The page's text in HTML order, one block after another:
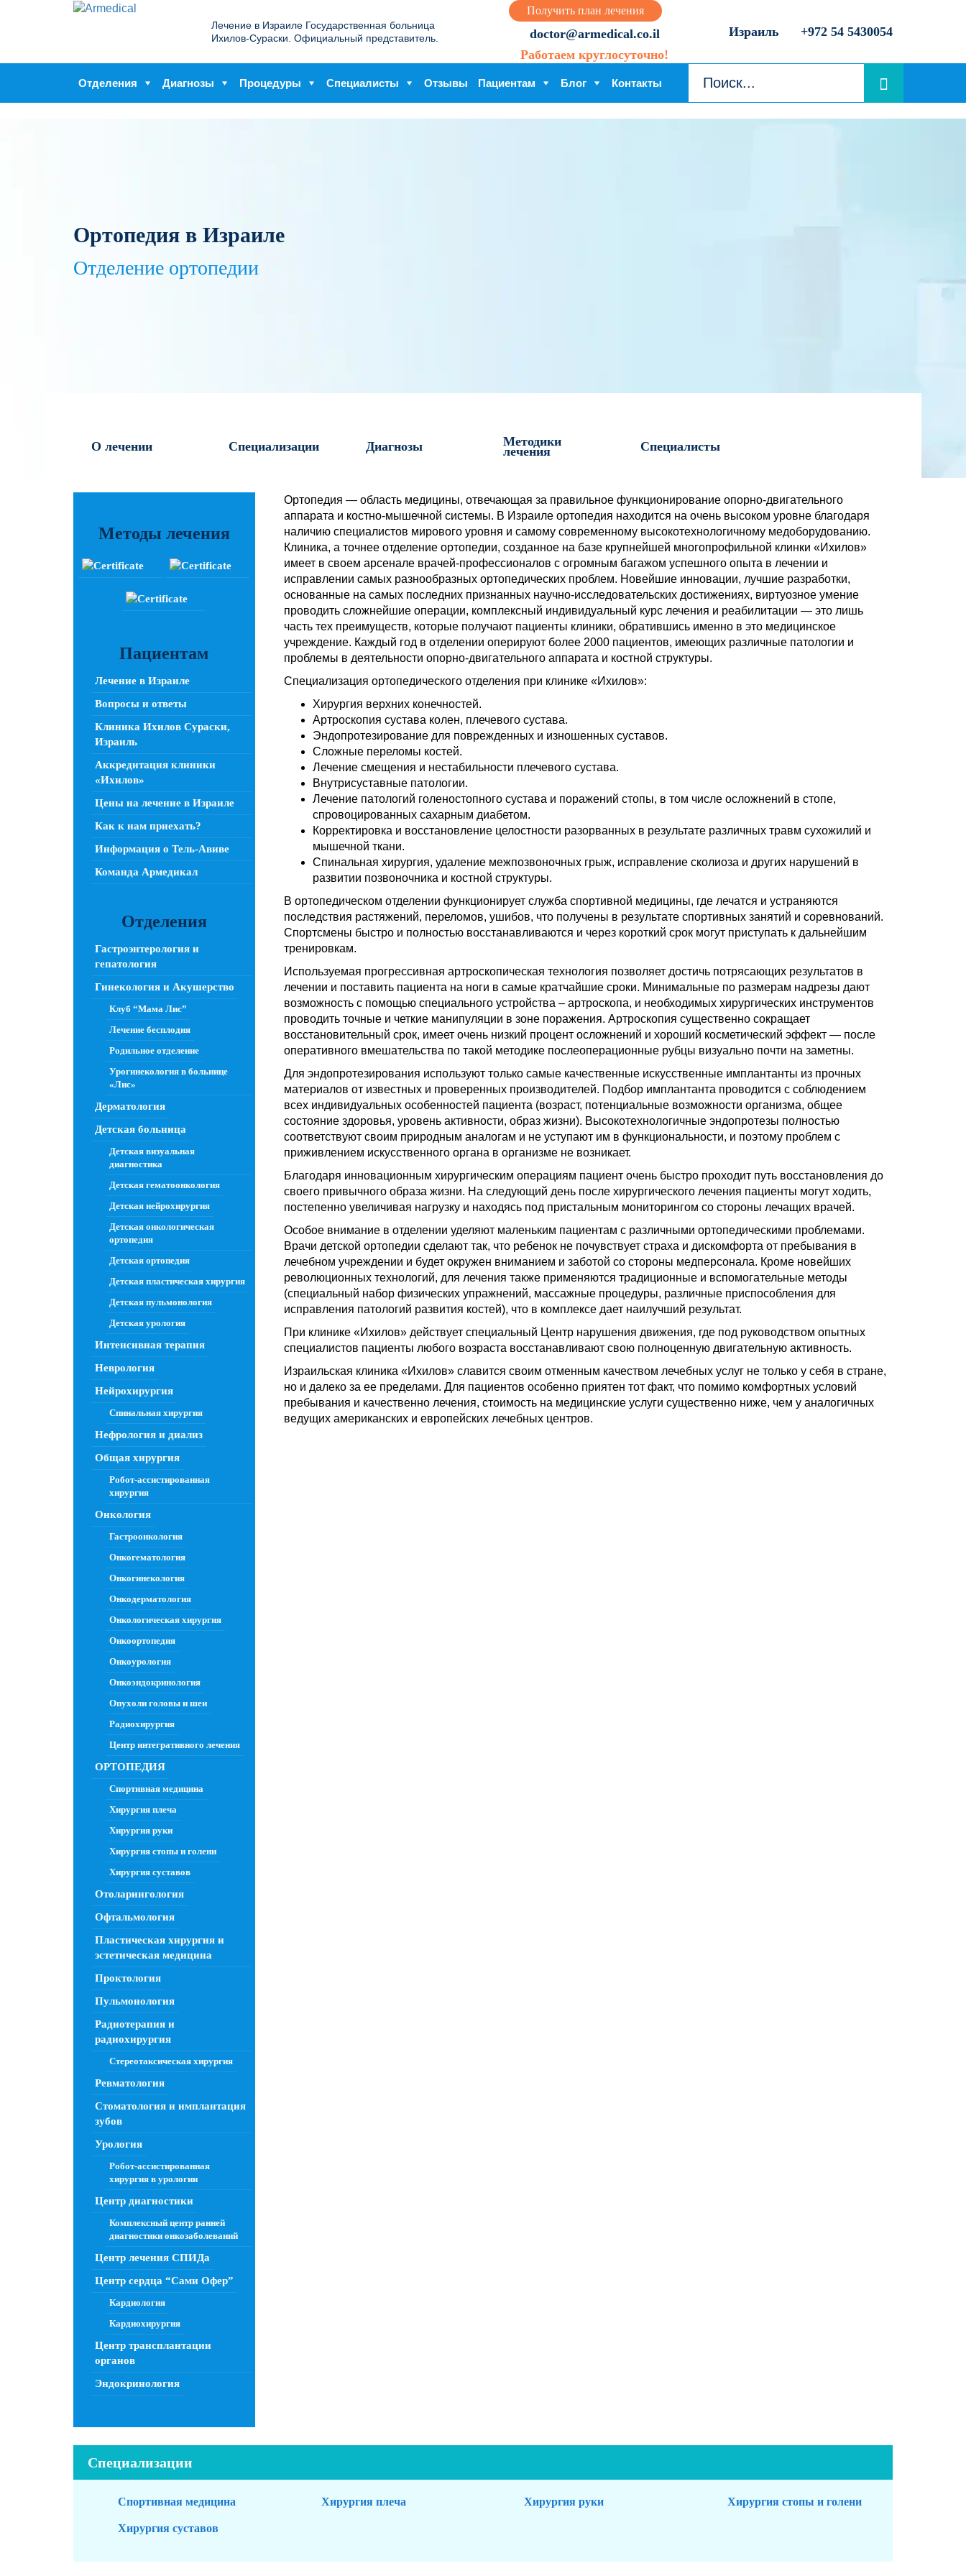
Лечение в Израиле Государственная больница
Ихилов-Сураски. Официальный представитель.
Получить план лечения
doctor@armedical.co.il
Работаем круглосуточно!
Израиль +972 54 5430054
Отделения Диагнозы Процедуры Специалисты Отзывы Пациентам Блог Контакты
Ортопедия в Израиле
Отделение ортопедии
О лечении Специализации Диагнозы Методики
лечения Специалисты
Ортопедия — область медицины, отвечающая за правильное функционирование опорно-двигательного
аппарата и костно-мышечной системы. В Израиле ортопедия находится на очень высоком уровне благодаря
наличию специалистов мирового уровня и самому современному высокотехнологичному медоборудованию.
Клиника, а точнее отделение ортопедии, созданное на базе крупнейшей многопрофильной клинки «Ихилов»
имеет в своем арсенале врачей-профессионалов с огромным багажом успешного опыта в лечении и
исправлении самых разнообразных ортопедических проблем. Новейшие инновации, лучшие разработки,
основанные на самых последних признанных научно-исследовательских достижениях, виртуозное умение
проводить сложнейшие операции, комплексный индивидуальный курс лечения и реабилитации — это лишь
часть тех преимуществ, которые получают пациенты клиники, обратившись именно в это медицинское
учреждение. Каждый год в отделении оперируют более 2000 пациентов, имеющих различные патологии и
проблемы в деятельности опорно-двигательного аппарата и костной структуры.
Специализация ортопедического отделения при клинике «Ихилов»:
Хирургия верхних конечностей.
Артроскопия сустава колен, плечевого сустава.
Эндопротезирование для поврежденных и изношенных суставов.
Сложные переломы костей.
Лечение смещения и нестабильности плечевого сустава.
Внутрисуставные патологии.
Лечение патологий голеностопного сустава и поражений стопы, в том числе осложнений в стопе,
спровоцированных сахарным диабетом.
Корректировка и восстановление целостности разорванных в результате различных травм сухожилий и
мышечной ткани.
Спинальная хирургия, удаление межпозвоночных грыж, исправление сколиоза и других нарушений в
развитии позвоночника и костной структуры.
В ортопедическом отделении функционирует служба спортивной медицины, где лечатся и устраняются
последствия растяжений, переломов, ушибов, что получены в результате спортивных занятий и соревнований.
Спортсмены быстро и полностью восстанавливаются и через короткий срок могут приступать к дальнейшим
тренировкам.
Используемая прогрессивная артроскопическая технология позволяет достичь потрясающих результатов в
лечении и поставить пациента на ноги в самые кратчайшие сроки. Минимальные по размерам надрезы дают
возможность с помощью специального устройства – артроскопа, и необходимых хирургических инструментов
проводить точные и четкие манипуляции в зоне поражения. Артроскопия существенно сокращает
восстановительный срок, имеет очень низкий процент осложнений и хороший косметический эффект — после
оперативного вмешательства по такой методике послеоперационные рубцы визуально почти на заметны.
Для эндопротезирования используют только самые качественные искусственные имплантанты из прочных
материалов от известных и проверенных производителей. Подбор имплантанта проводится с соблюдением
всех индивидуальных особенностей пациента (возраст, потенциальные возможности организма, общее
состояние здоровья, уровень активности, образ жизни). Высокотехнологичные эндопротезы полностью
соответствуют своим природным аналогам и не уступают им в функциональности, и поэтому проблем с
приживлением искусственного органа в организме не возникает.
Благодаря инновационным хирургическим операциям пациент очень быстро проходит путь восстановления до
своего привычного образа жизни. На следующий день после хирургического лечения пациенты могут ходить,
постепенно увеличивая нагрузку и находясь под пристальным мониторингом со стороны лечащих врачей.
Особое внимание в отделении уделяют маленьким пациентам с различными ортопедическими проблемами.
Врачи детской ортопедии сделают так, что ребенок не почувствует страха и дискомфорта от пребывания в
лечебном учреждении и будет окружен вниманием и заботой со стороны медперсонала. Кроме новейших
революционных технологий, для лечения также применяются традиционные и вспомогательные методы
(специальный набор физических упражнений, массажные процедуры, различные приспособления для
исправления патологий развития костей), что в комплексе дает наилучший результат.
При клинике «Ихилов» действует специальный Центр нарушения движения, где под руководством опытных
специалистов пациенты любого возраста восстанавливают свою полноценную двигательную активность.
Израильская клиника «Ихилов» славится своим отменным качеством лечебных услуг не только у себя в стране,
но и далеко за ее пределами. Для пациентов особенно приятен тот факт, что помимо комфортных условий
пребывания и качественно лечения, стоимость на медицинские услуги существенно ниже, чем у аналогичных
ведущих американских и европейских лечебных центров.
Методы лечения
Пациентам
Лечение в Израиле
Вопросы и ответы
Клиника Ихилов Сураски,
Израиль
Аккредитация клиники
«Ихилов»
Цены на лечение в Израиле
Как к нам приехать?
Информация о Тель-Авиве
Команда Армедикал
Отделения
Гастроэнтерология и
гепатология
Гинекология и Акушерство
Клуб “Мама Лис”
Лечение бесплодия
Родильное отделение
Урогинекология в больнице
«Лис»
Дерматология
Детская больница
Детская визуальная
диагностика
Детская гематоонкология
Детская нейрохирургия
Детская онкологическая
ортопедия
Детская ортопедия
Детская пластическая хирургия
Детская пульмонология
Детская урология
Интенсивная терапия
Неврология
Нейрохирургия
Спинальная хирургия
Нефрология и диализ
Общая хирургия
Робот-ассистированная
хирургия
Онкология
Гастроонкология
Онкогематология
Онкогинекология
Онкодерматология
Онкологическая хирургия
Онкоортопедия
Онкоурология
Онкоэндокринология
Опухоли головы и шеи
Радиохирургия
Центр интегративного лечения
ОРТОПЕДИЯ
Спортивная медицина
Хирургия плеча
Хирургия руки
Хирургия стопы и голени
Хирургия суставов
Отоларингология
Офтальмология
Пластическая хирургия и
эстетическая медицина
Проктология
Пульмонология
Радиотерапия и
радиохирургия
Стереотаксическая хирургия
Ревматология
Стоматология и имплантация
зубов
Урология
Робот-ассистированная
хирургия в урологии
Центр диагностики
Комплексный центр ранней
диагностики онкозаболеваний
Центр лечения СПИДа
Центр сердца “Сами Офер”
Кардиология
Кардиохирургия
Центр трансплантации
органов
Эндокринология
Специализации
Спортивная медицина Хирургия плеча Хирургия руки Хирургия стопы и голени
Хирургия суставов